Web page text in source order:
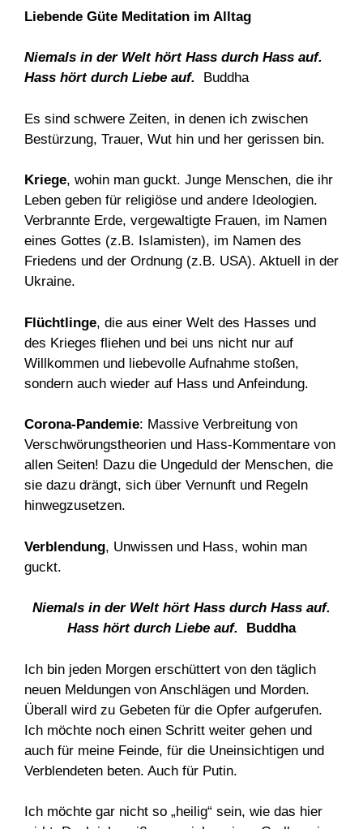
Liebende Güte Meditation im Alltag
Niemals in der Welt hört Hass durch Hass auf.
Hass hört durch Liebe auf. Buddha
Es sind schwere Zeiten, in denen ich zwischen
Bestürzung, Trauer, Wut hin und her gerissen bin.
Kriege, wohin man guckt. Junge Menschen, die ihr
Leben geben für religiöse und andere Ideologien.
Verbrannte Erde, vergewaltigte Frauen, im Namen
eines Gottes (z.B. Islamisten), im Namen des
Friedens und der Ordnung (z.B. USA). Aktuell in der
Ukraine.
Flüchtlinge, die aus einer Welt des Hasses und
des Krieges fliehen und bei uns nicht nur auf
Willkommen und liebevolle Aufnahme stoßen,
sondern auch wieder auf Hass und Anfeindung.
Corona-Pandemie: Massive Verbreitung von
Verschwörungstheorien und Hass-Kommentare von
allen Seiten! Dazu die Ungeduld der Menschen, die
sie dazu drängt, sich über Vernunft und Regeln
hinwegzusetzen.
Verblendung, Unwissen und Hass, wohin man
guckt.
Niemals in der Welt hört Hass durch Hass auf.
Hass hört durch Liebe auf. Buddha
Ich bin jeden Morgen erschüttert von den täglich
neuen Meldungen von Anschlägen und Morden.
Überall wird zu Gebeten für die Opfer aufgerufen.
Ich möchte noch einen Schritt weiter gehen und
auch für meine Feinde, für die Uneinsichtigen und
Verblendeten beten. Auch für Putin.
Ich möchte gar nicht so „heilig“ sein, wie das hier